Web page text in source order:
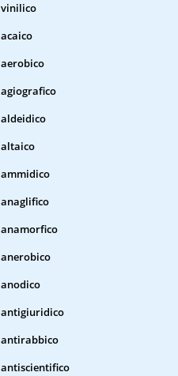
vinilico
acaico
aerobico
agiografico
aldeidico
altaico
ammidico
anaglifico
anamorfico
anerobico
anodico
antigiuridico
antirabbico
antiscientifico